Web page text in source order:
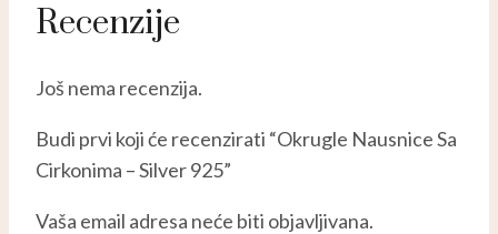
Recenzije
Još nema recenzija.
Budi prvi koji će recenzirati “Okrugle Nausnice Sa
Cirkonima – Silver 925”
Vaša email adresa neće biti objavljivana.